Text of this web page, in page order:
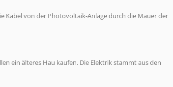
Kabel von der Photovoltaik-Anlage durch die Mauer der
ein älteres Hau kaufen. Die Elektrik stammt aus den